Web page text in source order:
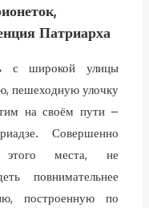
Патриарха
с широкой улицы
пешеходную улочку
на своём пути –
Совершенно
места, не
повнимательнее
построенную по